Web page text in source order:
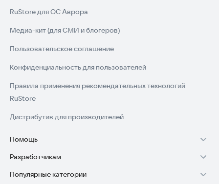
RuStore для ОС Аврора
Медиа-кит (для СМИ и блогеров)
Пользовательское соглашение
Конфиденциальность для пользователей
Правила применения рекомендательных технологий
RuStore
Дистрибутив для производителей
Помощь
Установка RuStore на TV
Установка RuStore на телефон
Разработчикам
Зарабатывать с RuStore
Популярные категории